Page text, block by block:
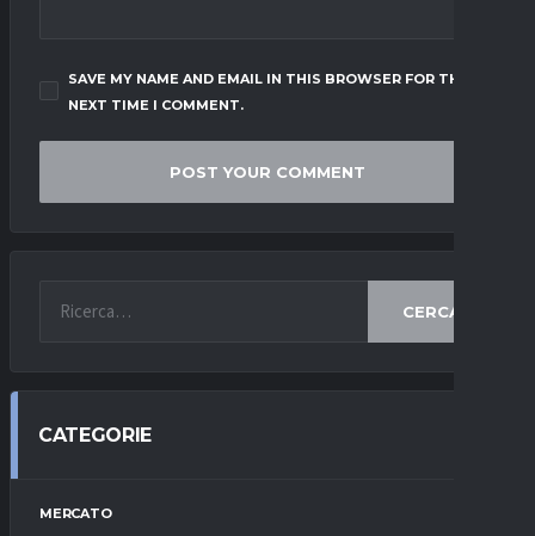
SAVE MY NAME AND EMAIL IN THIS BROWSER FOR THE
NEXT TIME I COMMENT.
CERCA
CATEGORIE
MERCATO